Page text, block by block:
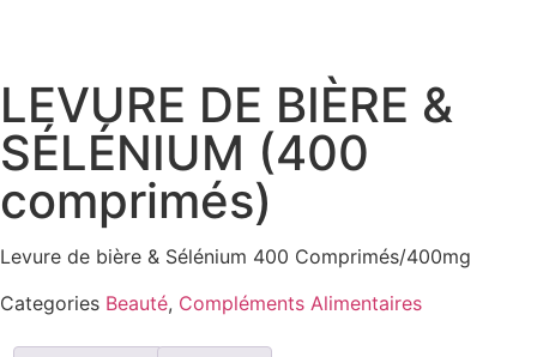
LEVURE DE BIÈRE &
SÉLÉNIUM (400
comprimés)
Levure de bière & Sélénium 400 Comprimés/400mg
Categories Beauté, Compléments Alimentaires